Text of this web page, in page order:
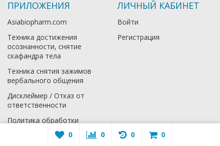
ПРИЛОЖЕНИЯ
Asiabiopharm.com
Техника достижения
осознанности, снятие
скафандра тела
Техника снятия зажимов
вербального общения
Дисклеймер / Отказ от
ответственности
Политика обработки
персональных данных
ЛИЧНЫЙ КАБИНЕТ
Войти
Регистрация
0 0 0 0